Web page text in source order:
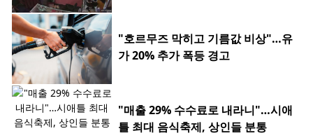
"호르무즈 막히고 기름값 비상"…유
가 20% 추가 폭등 경고
"매출 29% 수수료로 내라니"…시애
틀 최대 음식축제, 상인들 분통